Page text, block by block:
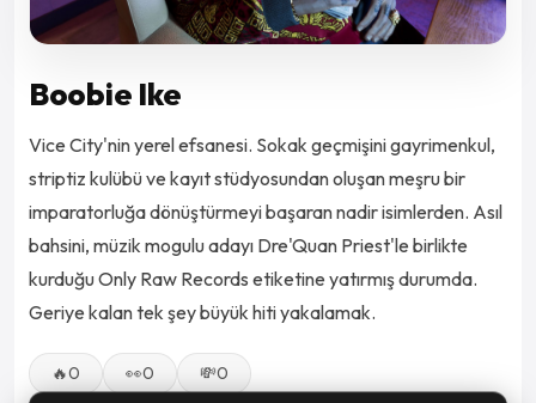
Boobie Ike
Vice City'nin yerel efsanesi. Sokak geçmişini gayrimenkul,
striptiz kulübü ve kayıt stüdyosundan oluşan meşru bir
imparatorluğa dönüştürmeyi başaran nadir isimlerden. Asıl
bahsini, müzik mogulu adayı Dre'Quan Priest'le birlikte
kurduğu Only Raw Records etiketine yatırmış durumda.
Geriye kalan tek şey büyük hiti yakalamak.
🔥0 👀0 💸0